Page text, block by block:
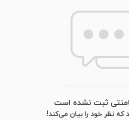
ثبت نشده است
که نظر خود را بیان می‌کند!